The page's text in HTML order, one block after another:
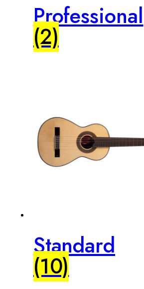
Professional
(2)
Standard
(10)